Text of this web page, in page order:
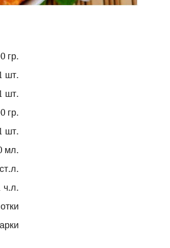
гр.
шт.
шт.
гр.
шт.
мл.
ст.л.
ч.л.